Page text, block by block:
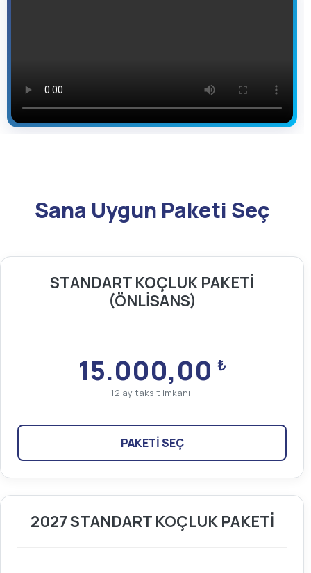
Sana Uygun Paketi Seç
STANDART KOÇLUK PAKETİ
(ÖNLİSANS)
15.000,00 ₺
12 ay taksit imkanı!
PAKETİ SEÇ
2027 STANDART KOÇLUK PAKETİ